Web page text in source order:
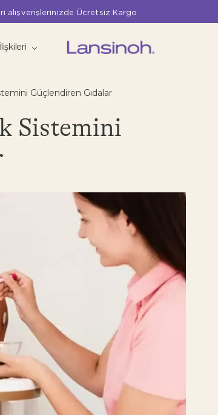
alışverişlerinizde Ücretsiz Kargo
Güçlendiren Gıdalar
Sistemini